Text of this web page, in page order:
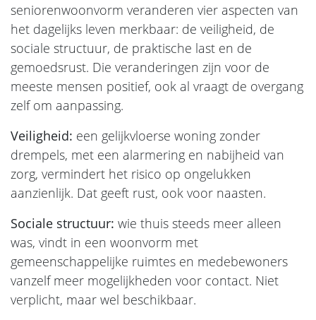
seniorenwoonvorm veranderen vier aspecten van
het dagelijks leven merkbaar: de veiligheid, de
sociale structuur, de praktische last en de
gemoedsrust. Die veranderingen zijn voor de
meeste mensen positief, ook al vraagt de overgang
zelf om aanpassing.
Veiligheid: een gelijkvloerse woning zonder
drempels, met een alarmering en nabijheid van
zorg, vermindert het risico op ongelukken
aanzienlijk. Dat geeft rust, ook voor naasten.
Sociale structuur: wie thuis steeds meer alleen
was, vindt in een woonvorm met
gemeenschappelijke ruimtes en medebewoners
vanzelf meer mogelijkheden voor contact. Niet
verplicht, maar wel beschikbaar.